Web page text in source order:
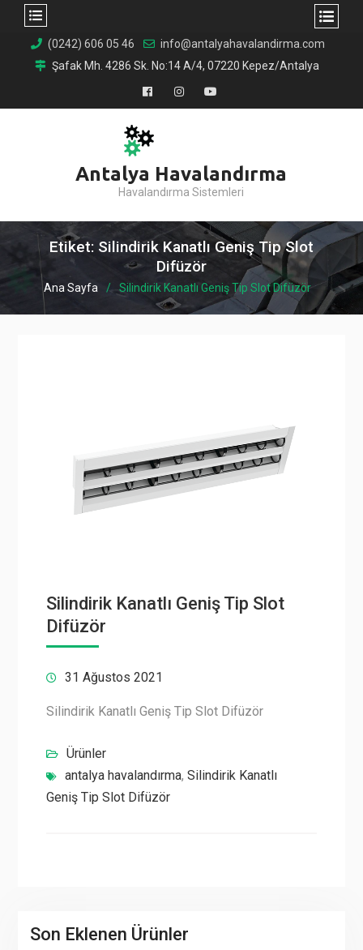
(0242) 606 05 46
info@antalyahavalandirma.com
Şafak Mh. 4286 Sk. No:14 A/4, 07220 Kepez/Antalya
FacebookInstagramYouTube
Antalya Havalandırma
Havalandırma Sistemleri
Etiket: Silindirik Kanatlı Geniş Tip Slot
Difüzör
Ana Sayfa Silindirik Kanatlı Geniş Tip Slot Difüzör
Silindirik Kanatlı Geniş Tip Slot
Difüzör
31 Ağustos 2021
Silindirik Kanatlı Geniş Tip Slot Difüzör
Ürünler
antalya havalandırma, Silindirik Kanatlı
Geniş Tip Slot Difüzör
Son Eklenen Ürünler